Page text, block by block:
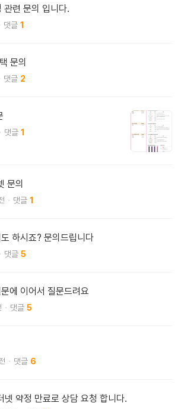
련 문의 입니다.
1
문의
2
1
문의
1
하시죠? 문의드립니다
5
에 이어서 질문드려요
5
6
넷 약정 만료로 상담 요청 합니다.